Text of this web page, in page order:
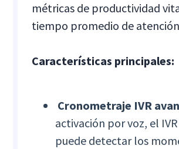
métricas de productividad
tiempo promedio de
Características principales:
Cronometraje IVR
activación por voz, el
puede detectar los